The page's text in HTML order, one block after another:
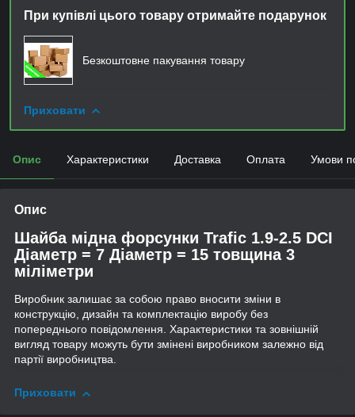
При купівлі цього товару отримайте подарунок
Безкоштовне пакування товару
Приховати
Опис Характеристики Доставка Оплата Умови
Опис
Шайба мідна форсунки Trafic 1.9-2.5 DCI
Діаметр = 7 Діаметр = 15 товщина 3
міліметри
Виробник залишає за собою право вносити зміни в
конструкцію, дизайн та комплектацію виробу без
попереднього повідомлення. Характеристики та зовнішній
вигляд товару можуть бути змінені виробником залежно від
партії виробництва.
Приховати